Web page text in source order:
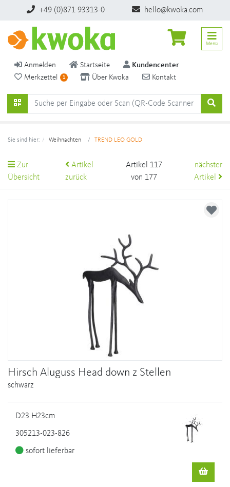
+49 (0)871 93313-0 hello@kwoka.com
Anmelden Startseite
Kundencenter
Merkzettel
1 Über Kwoka Kontakt
Menü
Sie sind hier: Weihnachten TREND LEO GOLD
Zur
Übersicht
Artikel
zurück
Artikel 117
von 177
nächster
Artikel
Hirsch Aluguss Head down z Stellen
schwarz
D23 H23cm
305213-023-826
sofort lieferbar